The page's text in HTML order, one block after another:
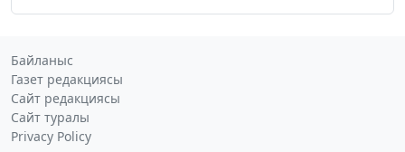
Байланыс
Газет редакциясы
Сайт редакциясы
Сайт туралы
Privacy Policy